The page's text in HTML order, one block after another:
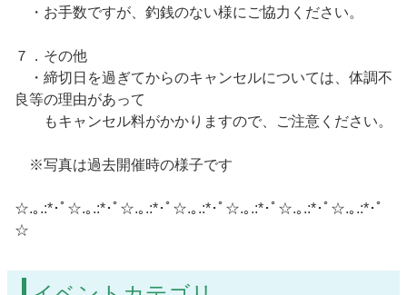
・お手数ですが、釣銭のない様にご協力ください。
７．その他
・締切日を過ぎてからのキャンセルについては、体調不
良等の理由があって
もキャンセル料がかかりますので、ご注意ください。
※写真は過去開催時の様子です
☆.｡.:*･ﾟ☆.｡.:*･ﾟ☆.｡.:*･ﾟ☆.｡.:*･ﾟ☆.｡.:*･ﾟ☆.｡.:*･ﾟ☆.｡.:*･ﾟ
☆